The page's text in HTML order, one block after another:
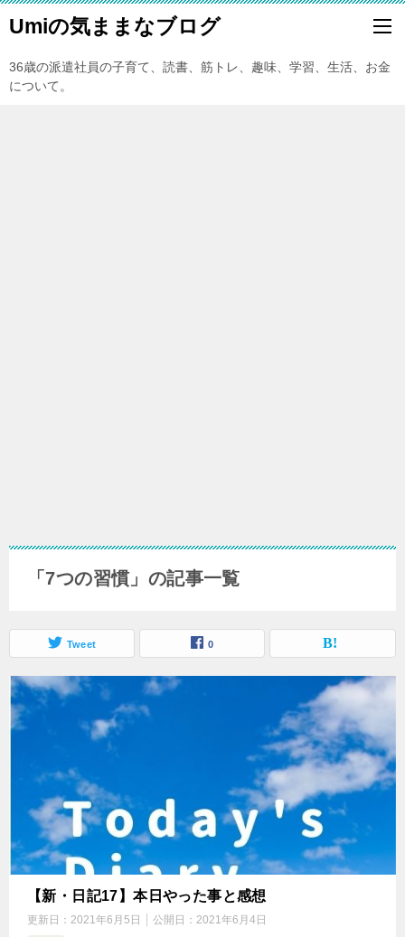
Umiの気ままなブログ
36歳の派遣社員の子育て、読書、筋トレ、趣味、学習、生活、お金
について。
「7つの習慣」の記事一覧
Tweet 0
【新・日記17】本日やった事と感想
更新日： 2021年6月5日 公開日： 2021年6月4日